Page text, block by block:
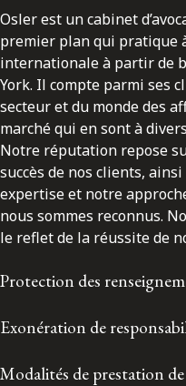
Osler est un cabinet
premier plan qui pratique
internationale à partir de
York. Il compte parmi ses
secteur et du monde des
marché qui en sont à
Notre réputation repose
succès de nos clients,
expertise et notre
nous sommes reconnus.
le reflet de la réussite de
Protection des
Exonération de
Modalités de prestation de